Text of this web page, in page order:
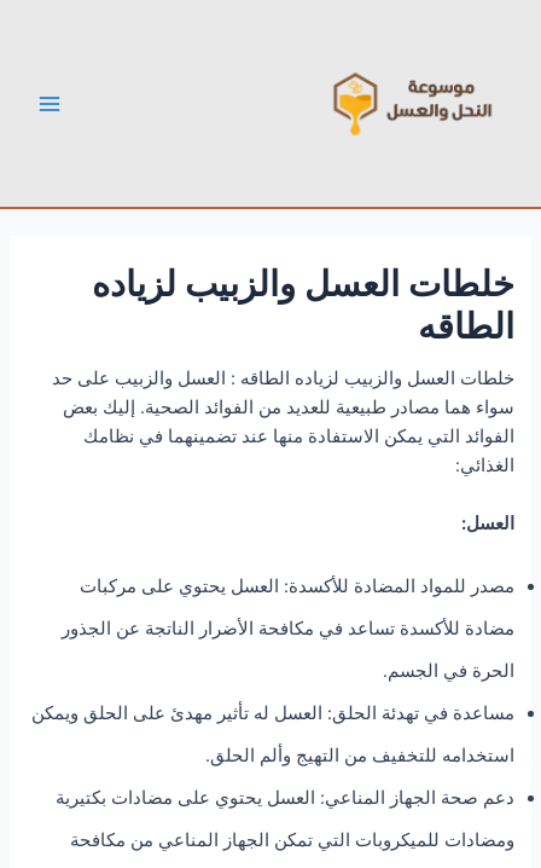
خلطات العسل والزبيب لزياده
الطاقه
خلطات العسل والزبيب لزياده الطاقه : العسل والزبيب على حد
سواء هما مصادر طبيعية للعديد من الفوائد الصحية. إليك بعض
الفوائد التي يمكن الاستفادة منها عند تضمينهما في نظامك
الغذائي:
العسل:
مصدر للمواد المضادة للأكسدة: العسل يحتوي على مركبات
مضادة للأكسدة تساعد في مكافحة الأضرار الناتجة عن الجذور
الحرة في الجسم.
مساعدة في تهدئة الحلق: العسل له تأثير مهدئ على الحلق ويمكن
استخدامه للتخفيف من التهيج وألم الحلق.
دعم صحة الجهاز المناعي: العسل يحتوي على مضادات بكتيرية
ومضادات للميكروبات التي تمكن الجهاز المناعي من مكافحة